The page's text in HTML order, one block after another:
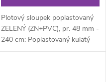
Plotový sloupek poplastovaný
ZELENÝ (ZN+PVC), pr. 48 mm -
240 cm: Poplastovaný kulatý
plotový sloupek průměru 48